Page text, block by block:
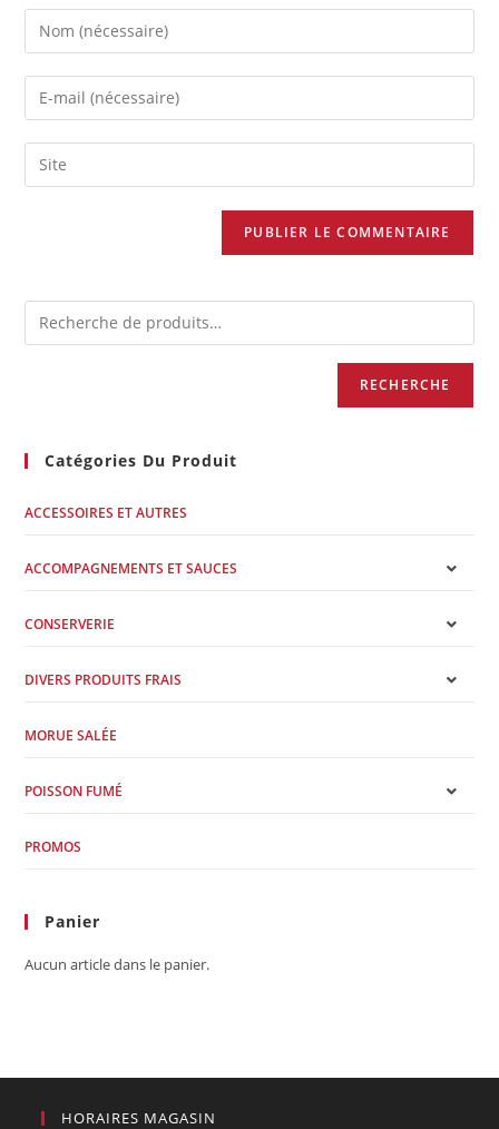
RECHERCHE
Catégories Du Produit
ACCESSOIRES ET AUTRES
ACCOMPAGNEMENTS ET SAUCES
CONSERVERIE
DIVERS PRODUITS FRAIS
MORUE SALÉE
POISSON FUMÉ
PROMOS
Panier
Aucun article dans le panier.
HORAIRES MAGASIN